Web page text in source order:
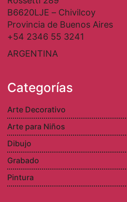
B6620LJE – Chivilcoy
Provincia de Buenos Aires
+54 2346 55 3241
ARGENTINA
Categorías
Arte Decorativo
Arte para Niños
Dibujo
Grabado
Pintura